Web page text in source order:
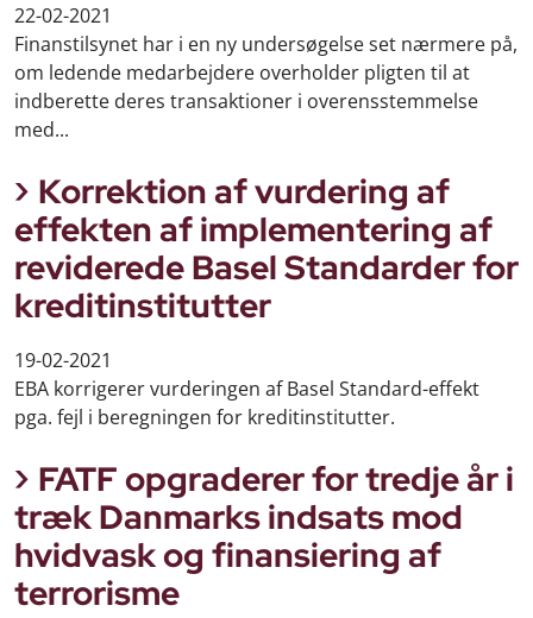
22-02-2021
Finanstilsynet har i en ny undersøgelse set nærmere på,
om ledende medarbejdere overholder pligten til at
indberette deres transaktioner i overensstemmelse
med...
Korrektion af vurdering af
effekten af implementering af
reviderede Basel Standarder for
kreditinstitutter
19-02-2021
EBA korrigerer vurderingen af Basel Standard-effekt
pga. fejl i beregningen for kreditinstitutter.
FATF opgraderer for tredje år i
træk Danmarks indsats mod
hvidvask og finansiering af
terrorisme